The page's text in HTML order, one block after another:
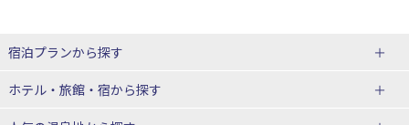
宿泊プランから探す
北海道
ホテル・旅館・宿から探す